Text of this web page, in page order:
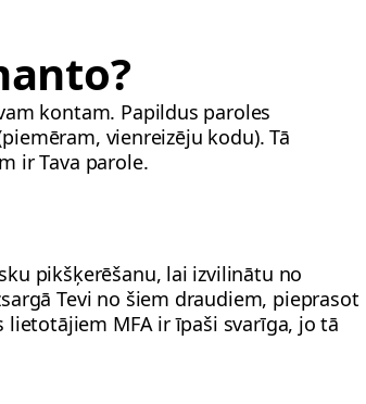
kontam. Papildus paroles
vienreizēju kodu). Tā
ir Tava parole.
pikšķerēšanu, lai izvilinātu no
Tevi no šiem draudiem, pieprasot
MFA ir īpaši svarīga, jo tā